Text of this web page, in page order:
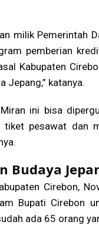
milik Pemerintah
pemberian
Kabupaten
Jepang,” katanya.
ini bisa
pesawat dan
Budaya
Cirebon,
Bupati Cirebon
ada 65 orang